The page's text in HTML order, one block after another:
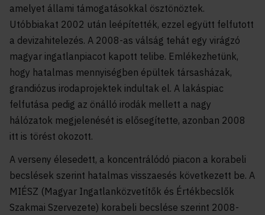
amelyet állami támogatásokkal ösztönöztek.
Utóbbiakat 2002 után leépítették, ezzel együtt felfutott
a devizahitelezés. A 2008-as válság tehát egy virágzó
magyar ingatlanpiacot kapott telibe. Emlékezhetünk,
hogy hatalmas mennyiségben épültek társasházak,
grandiózus irodaprojektek indultak el. A lakáspiac
felfutása pedig az önálló irodák mellett a nagy
hálózatok megjelenését is elősegítette, azonban 2008
itt is törést okozott.
A verseny élesedett, a koncentrálódó piacon a korabeli
becslések szerint hatalmas visszaesés következett be. A
MIÉSZ (Magyar Ingatlanközvetítők és Értékbecslők
Szakmai Szervezete) korabeli becslése szerint 2008-